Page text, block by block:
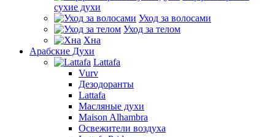
сухие духи
Уход за волосами
Уход за телом
Хна
Арабские Духи
Lattafa
Vurv
Дезодоранты
Lattafa
Масляные духи
Maison Alhambra
Освежители воздуха